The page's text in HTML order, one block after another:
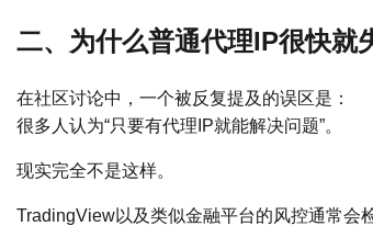
二、为什么普通代理IP很快就
在社区讨论中，一个被反复提及的误区是：
很多人认为“只要有代理IP就能解决问题”。
现实完全不是这样。
TradingView以及类似金融平台的风控通常会